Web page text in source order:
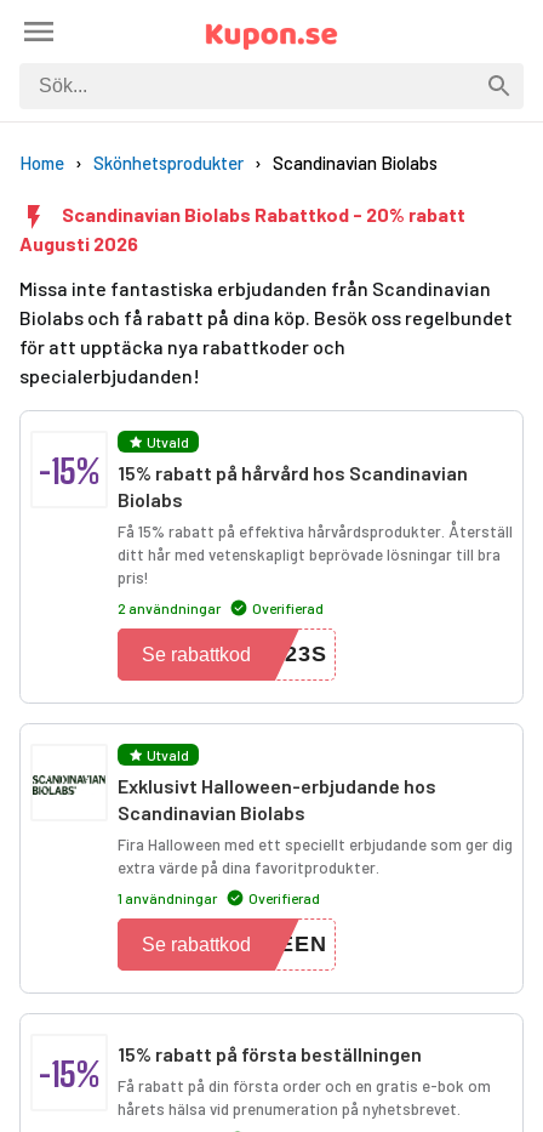
Home Skönhetsprodukter Scandinavian Biolabs
Scandinavian Biolabs Rabattkod - 20% rabatt
Augusti 2026
Missa inte fantastiska erbjudanden från Scandinavian
Biolabs och få rabatt på dina köp. Besök oss regelbundet
för att upptäcka nya rabattkoder och
specialerbjudanden!
-15%
Utvald
15% rabatt på hårvård hos Scandinavian
Biolabs
Få 15% rabatt på effektiva hårvårdsprodukter. Återställ
ditt hår med vetenskapligt beprövade lösningar till bra
pris!
2 användningar Overifierad
L23S
Se rabattkod
Utvald
Exklusivt Halloween-erbjudande hos
Scandinavian Biolabs
Fira Halloween med ett speciellt erbjudande som ger dig
extra värde på dina favoritprodukter.
1 användningar Overifierad
WEEN
Se rabattkod
-15% 15% rabatt på första beställningen
Få rabatt på din första order och en gratis e-bok om
hårets hälsa vid prenumeration på nyhetsbrevet.